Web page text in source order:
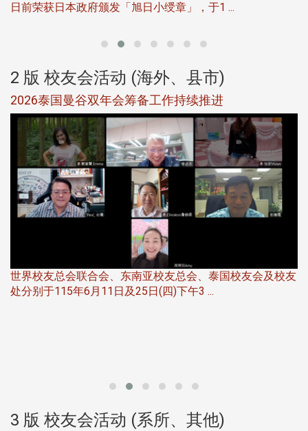
日前荣获日本政府颁发「旭日小绶章」，于1 ...
2 版 校友会活动 (海外、县市)
2026泰国曼谷双年会筹备工作持续推进
世界校友总会联合会、东南亚校友总会、泰国校友会及校友
处分别于115年6月11日及25日(四)下午3 ...
3 版 校友会活动 (系所、其他)